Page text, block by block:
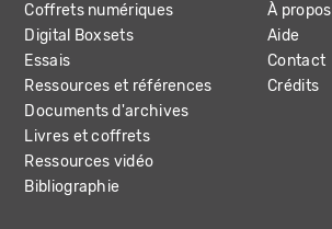
Coffrets numériques
Digital Boxsets
Essais
Ressources et références
Documents d'archives
Livres et coffrets
Ressources vidéo
Bibliographie
À propos
Aide
Contact
Crédits